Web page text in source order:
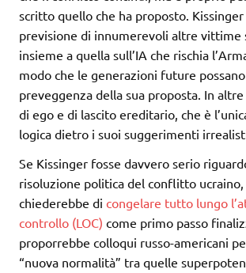
scritto quello che ha proposto.
previsione di innumerevoli altre vittime
insieme a quella sull’IA che rischia
modo che le generazioni future
preveggenza della sua proposta. In
di ego e di lascito ereditario, che è
logica dietro i suoi suggerimenti
Se Kissinger fosse davvero serio
risoluzione politica del conflitto ucraino,
chiederebbe di congelare tutto lungo
controllo (LOC) come primo passo
proporrebbe colloqui russo-americani
“nuova normalità” tra quelle